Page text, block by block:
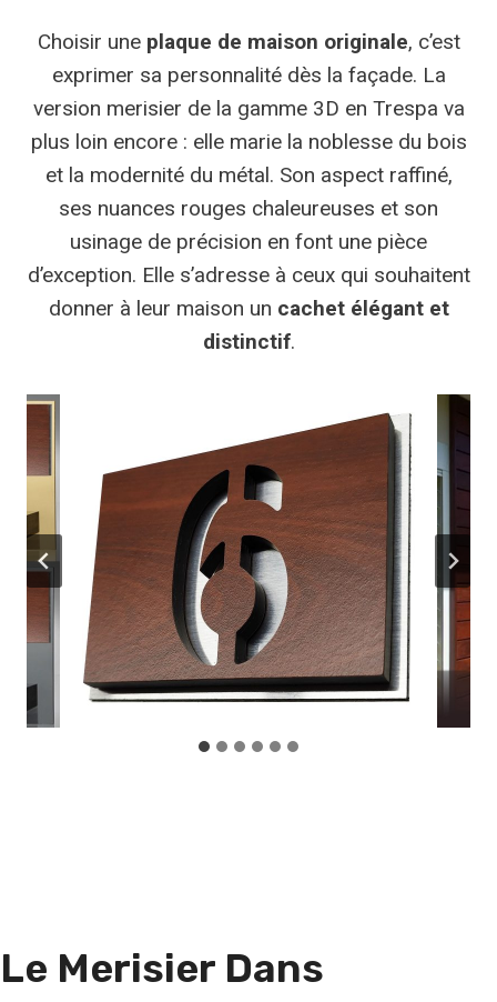
Choisir une plaque de maison originale, c’est
exprimer sa personnalité dès la façade. La
version merisier de la gamme 3D en Trespa va
plus loin encore : elle marie la noblesse du bois
et la modernité du métal. Son aspect raffiné,
ses nuances rouges chaleureuses et son
usinage de précision en font une pièce
d’exception. Elle s’adresse à ceux qui souhaitent
donner à leur maison un cachet élégant et
distinctif.
Le Merisier Dans